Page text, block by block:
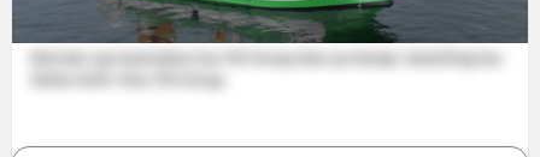
Med den nye kontrakten har FSV Group hele sju fartøy i bestilling hos